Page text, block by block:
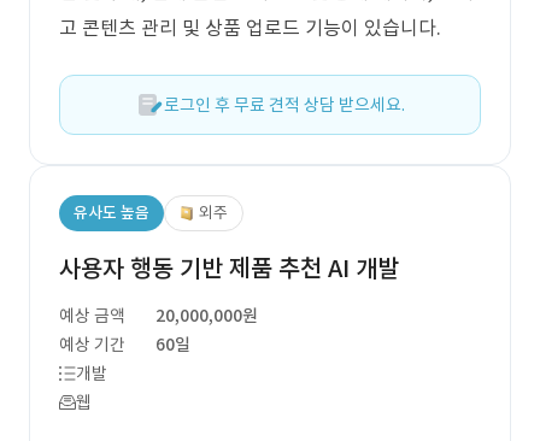
고 콘텐츠 관리 및 상품 업로드 기능이 있습니다.
로그인 후 무료 견적 상담 받으세요.
유사도 높음 외주
사용자 행동 기반 제품 추천 AI 개발
예상 금액
20,000,000원
예상 기간
60일
개발
웹